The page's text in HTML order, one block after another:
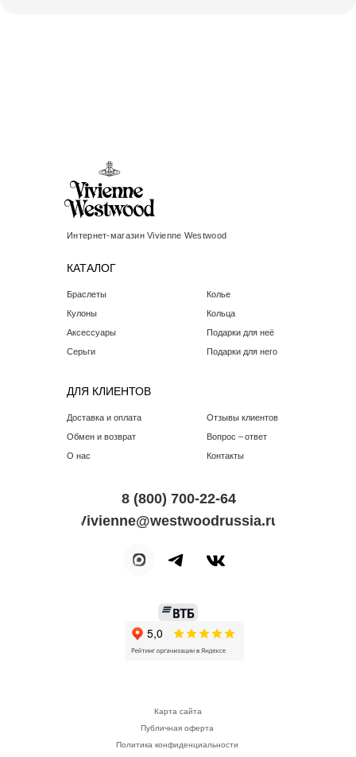
КАТАЛОГ
ДЛЯ КЛИЕНТОВ
Интернет-магазин Vivienne Westwood
Vivienne@westwoodrussia.ru
8 (800) 700-22-64
Доставка и оплата
Обмен и возврат
Вопрос – ответ
Отзывы клиентов
Политика конфиденциальности
О нас Контакты
Браслеты
Серьги
Публичная оферта
Карта сайта
Кулоны
Колье
Кольца
Аксессуары
Подарки для неё
Подарки для него